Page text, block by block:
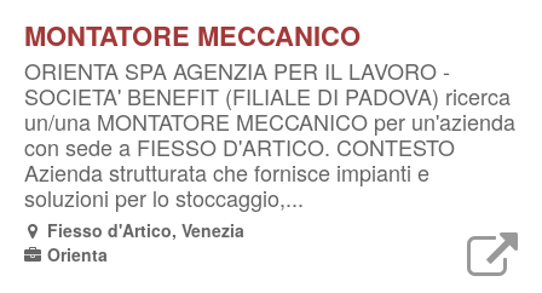
MONTATORE MECCANICO
ORIENTA SPA AGENZIA PER IL LAVORO -
SOCIETA' BENEFIT (FILIALE DI PADOVA) ricerca
un/una MONTATORE MECCANICO per un'azienda
con sede a FIESSO D'ARTICO. CONTESTO
Azienda strutturata che fornisce impianti e
soluzioni per lo stoccaggio,...
Fiesso d'Artico, Venezia
Orienta